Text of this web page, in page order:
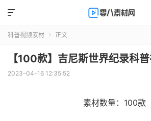

科普视频素材  正文
【100款】吉尼斯世界纪录科
2023-04-16 12:35:52
素材数量：100款